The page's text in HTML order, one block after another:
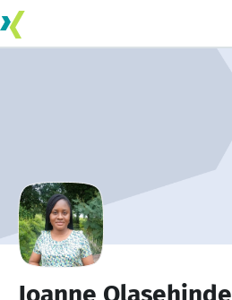
Joanne Olasehinde